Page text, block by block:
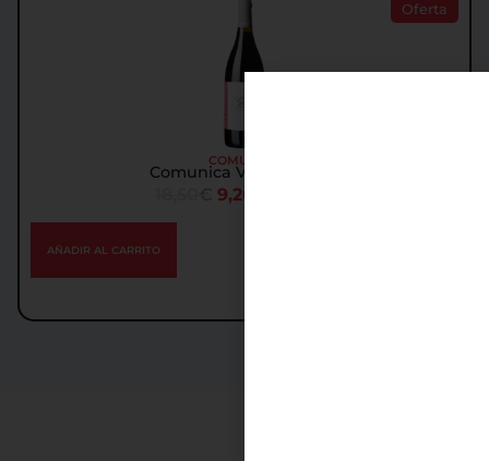
Oferta
COMUNICA
Comunica Vinya Goretti
9,26
AÑADIR AL CARRITO